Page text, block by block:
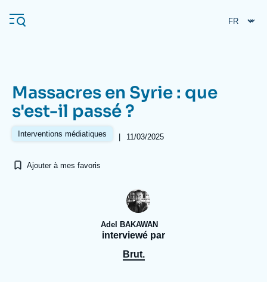
au
contenu
Navigation
principale
L'Ifri
Analyses
Proche-Orient
Massacres en Syrie : que
s'est-il passé ?
Interventions médiatiques | 11/03/2025
Ajouter à mes favoris
Adel BAKAWAN
interviewé par
Brut.